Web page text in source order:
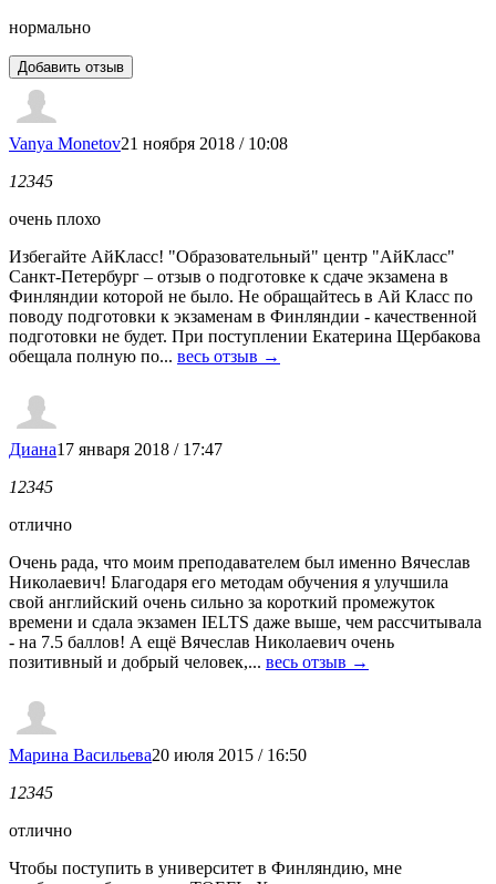
нормально
Vanya Monetov21 ноября 2018 / 10:08
12345
очень плохо
Избегайте АйКласс! "Образовательный" центр "АйКласс"
Санкт-Петербург – отзыв о подготовке к сдаче экзамена в
Финляндии которой не было. Не обращайтесь в Ай Класс по
поводу подготовки к экзаменам в Финляндии - качественной
подготовки не будет. При поступлении Екатерина Щербакова
обещала полную по... весь отзыв →
Диана17 января 2018 / 17:47
12345
отлично
Очень рада, что моим преподавателем был именно Вячеслав
Николаевич! Благодаря его методам обучения я улучшила
свой английский очень сильно за короткий промежуток
времени и сдала экзамен IELTS даже выше, чем рассчитывала
- на 7.5 баллов! А ещё Вячеслав Николаевич очень
позитивный и добрый человек,... весь отзыв →
Марина Васильева20 июля 2015 / 16:50
12345
отлично
Чтобы поступить в университет в Финляндию, мне